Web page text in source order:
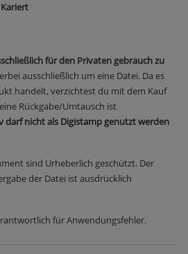
für den Privaten gebrauch zu
ausschließlich um eine Datei. Da es
handelt, verzichtest du mit dem Kauf
Rückgabe/Umtausch ist
darf nicht als Digistamp genutzt werden
sind Urheberlich geschützt. Der
der Datei ist ausdrücklich
für Anwendungsfehler.